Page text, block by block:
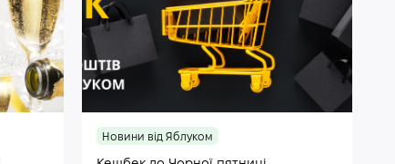
Новини від Яблуком